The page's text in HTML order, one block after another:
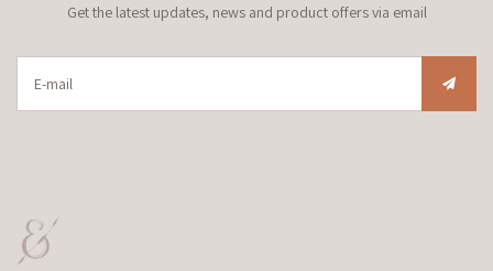
Get the latest updates, news and product offers via email